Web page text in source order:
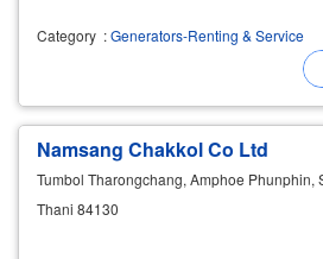
Category :Generators-Renting & Service
Namsang Chakkol Co Ltd
Tumbol Tharongchang, Amphoe Phunphin,
Thani 84130